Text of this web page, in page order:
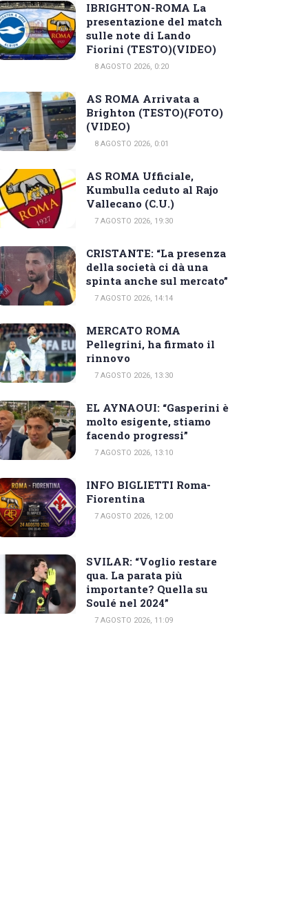
IBRIGHTON-ROMA La
presentazione del match
sulle note di Lando
Fiorini (TESTO)(VIDEO)
8 AGOSTO 2026, 0:20
AS ROMA Arrivata a
Brighton (TESTO)(FOTO)
(VIDEO)
8 AGOSTO 2026, 0:01
AS ROMA Ufficiale,
Kumbulla ceduto al Rajo
Vallecano (C.U.)
7 AGOSTO 2026, 19:30
CRISTANTE: “La presenza
della società ci dà una
spinta anche sul mercato”
7 AGOSTO 2026, 14:14
MERCATO ROMA
Pellegrini, ha firmato il
rinnovo
7 AGOSTO 2026, 13:30
EL AYNAOUI: “Gasperini è
molto esigente, stiamo
facendo progressi”
7 AGOSTO 2026, 13:10
INFO BIGLIETTI Roma-
Fiorentina
7 AGOSTO 2026, 12:00
SVILAR: “Voglio restare
qua. La parata più
importante? Quella su
Soulé nel 2024”
7 AGOSTO 2026, 11:09